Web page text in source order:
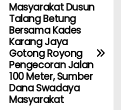
Masyarakat Dusun
Talang Betung
Bersama Kades
Karang Jaya
Gotong Royong
Pengecoran Jalan
100 Meter, Sumber
Dana Swadaya
Masyarakat